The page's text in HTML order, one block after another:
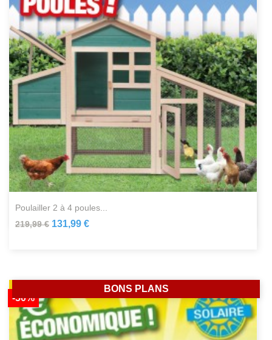
poulailler 2 à 4 poules...
219,99 € 131,99 €
-50%
BONS PLANS